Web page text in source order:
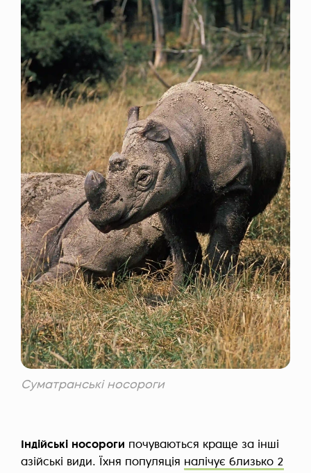
Суматранські носороги
Індійські носороги почуваються краще за інші
азійські види. Їхня популяція налічує близько 2